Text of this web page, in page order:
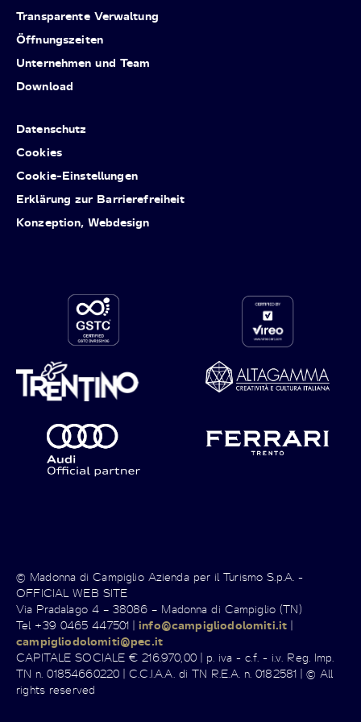
Transparente Verwaltung
Öffnungszeiten
Unternehmen und Team
Download
Datenschutz
Cookies
Cookie-Einstellungen
Erklärung zur Barrierefreiheit
Konzeption, Webdesign
© Madonna di Campiglio Azienda per il Turismo S.p.A. -
OFFICIAL WEB SITE
Via Pradalago 4 – 38086 – Madonna di Campiglio (TN)
Tel +39 0465 447501 |info@campigliodolomiti.it |
campigliodolomiti@pec.it
CAPITALE SOCIALE € 216.970,00 | p. iva - c.f. - i.v. Reg. Imp.
TN n. 01854660220 | C.C.I.A.A. di TN R.E.A. n. 0182581 | © All
rights reserved